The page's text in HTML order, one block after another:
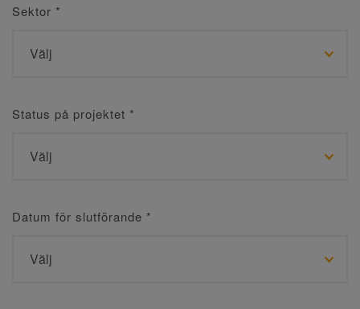
Sektor *
Status på projektet *
Datum för slutförande *